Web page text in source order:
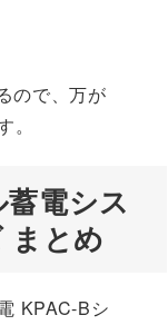
ので、万が
電シス
まとめ
KPAC-Bシ